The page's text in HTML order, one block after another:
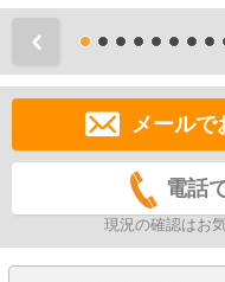
前
メールで
電話
現況の確認はお